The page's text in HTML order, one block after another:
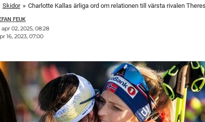
Skidor » Charlotte Kallas ärliga ord om relationen till värsta rivalen
FEUK
apr 02, 2025, 08:28
16, 2023, 07:00